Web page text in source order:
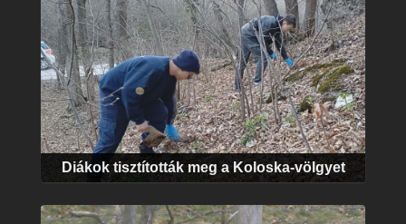
Diákok tisztították meg a Koloska-völgyet